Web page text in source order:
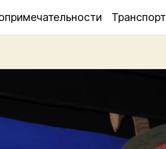
Транспорт